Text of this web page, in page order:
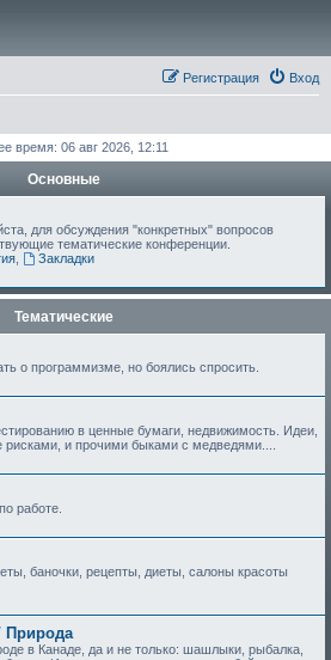
Вход
Регистрация
время: 06 авг 2026, 12:11
Основные
для обсуждения "конкретных" вопросов
тематические конференции.
,
Закладки
Тематические
о программизме, но боялись спросить.
в ценные бумаги, недвижимость. Идеи,
рисками, и прочими быками с медведями....
работе.
баночки, рецепты, диеты, салоны красоты
Природа
в Канаде, да и не только: шашлыки, рыбалка,